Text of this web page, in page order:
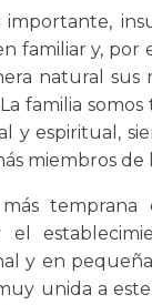
importante,
familiar y, por
natural sus
familia
y espiritual,
miembros de
y en
unida a